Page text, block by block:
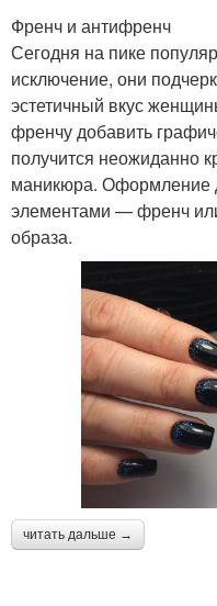
Френч и антифренч
Сегодня на пике
исключение, они
эстетичный вкус
френчу добавить
получится неожиданно
маникюра. Оформление
элементами — френч
образа.
читать дальше →